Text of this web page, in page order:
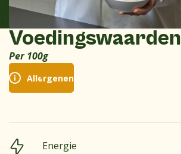
Voedingswaarden
Per 100g
Allergenen
Energie